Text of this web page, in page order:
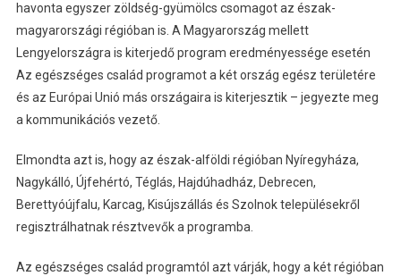
havonta egyszer zöldség-gyümölcs csomagot az észak-
magyarországi régióban is. A Magyarország mellett
Lengyelországra is kiterjedő program eredményessége esetén
Az egészséges család programot a két ország egész területére
és az Európai Unió más országaira is kiterjesztik – jegyezte meg
a kommunikációs vezető.
Elmondta azt is, hogy az észak-alföldi régióban Nyíregyháza,
Nagykálló, Újfehértó, Téglás, Hajdúhadház, Debrecen,
Berettyóújfalu, Karcag, Kisújszállás és Szolnok településekről
regisztrálhatnak résztvevők a programba.
Az egészséges család programtól azt várják, hogy a két régióban